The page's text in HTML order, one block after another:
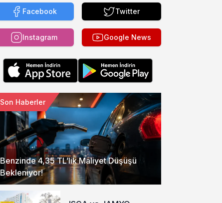
Facebook Twitter
Instagram Google News
Benzinde 4,35 TL’lik Maliyet Düşüşü
Bekleniyor!
Son Haberler